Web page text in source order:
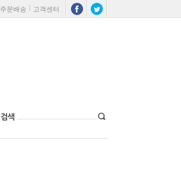
주문배송 고객센터